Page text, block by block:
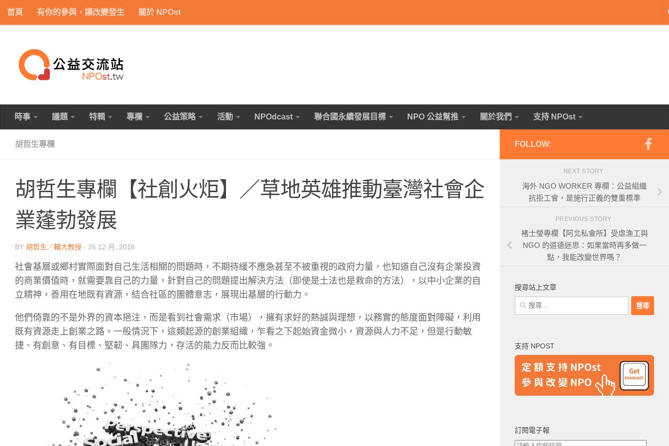
Skip to content
首頁 有你的參與，讓改變發生 關於 NPOst
時事 議題 特輯 專欄 公益策略 活動 NPOdcast 聯合國永續發展目標 NPO 公益幫推 關於我們 支持 NPOst
胡哲生專欄
胡哲生專欄【社創火炬】／草地英雄推動臺灣社會企
業蓬勃發展
BY 胡哲生／輔大教授 · 26 12 月, 2016
社會基層或鄉村實際面對自己生活相關的問題時，不期待緩不應急甚至不被重視的政府力量，也知道自己沒有企業投資
的商業價值時，就需要靠自己的力量，針對自己的問題提出解決方法（即使是土法也是救命的方法），以中小企業的自
立精神，善用在地既有資源，結合社區的團體意志，展現出基層的行動力。
他們倚靠的不是外界的資本挹注，而是看到社會需求（市場），擁有求好的熱誠與理想，以務實的態度面對障礙，利用
既有資源走上創業之路。一般情況下，這類起源的創業組織，乍看之下起始資金微小，資源與人力不足，但是行動敏
捷、有創意、有目標、堅韌、具團隊力，存活的能力反而比較強。
FOLLOW:
NEXT STORY
海外 NGO WORKER 專欄：公益組織
抗拒工會，是施行正義的雙重標準
PREVIOUS STORY
褚士瑩專欄【阿北私會所】受虐漁工與
NGO 的道德迷思：如果當時再多做一
點，我能改變世界嗎？
搜尋站上文章
搜
尋
字:
支持 NPOST
訂閱電子報